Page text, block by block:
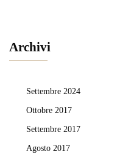
Archivi
Settembre 2024
Ottobre 2017
Settembre 2017
Agosto 2017